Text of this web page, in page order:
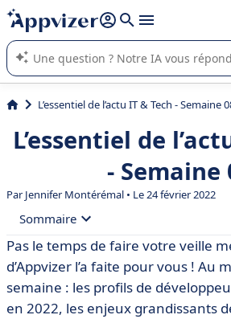
répondre (plusieurs lignes avec
L'IA de Appvizer vous guide dans l'utilisation
logiciel SaaS en entreprise.
L’essentiel de l’actu IT & Tech - Semaine
L’essentiel de
- Semaine
ParJennifer Montérémal • Le 24 février 2022
Sommaire
• 🔎 CNIL : les thématiques
contrôle 2022
• 🤝 Les ingénieurs full-stack et
Pas le temps de faire votre veille
d’Appvizer l’a faite pour vous ! Au
semaine : les profils de
en 2022, les enjeux grandissants